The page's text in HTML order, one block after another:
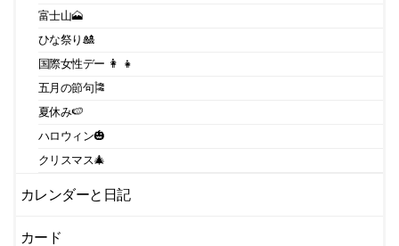
富士山🗻
ひな祭り🎎
国際女性デー 👩 👧
五月の節句🎏
夏休み🍉
ハロウィン🎃
クリスマス🎄
カレンダーと日記
カード